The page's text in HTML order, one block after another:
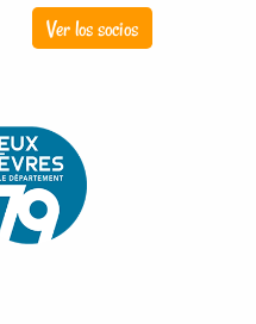
Ver los socios